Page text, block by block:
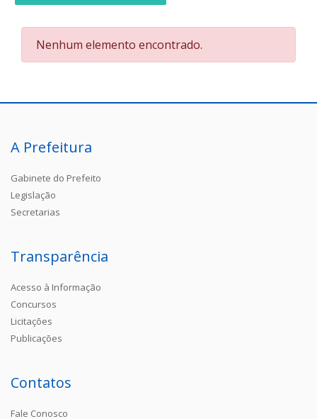
Nenhum elemento encontrado.
A Prefeitura
Gabinete do Prefeito
Legislação
Secretarias
Transparência
Acesso à Informação
Concursos
Licitações
Publicações
Contatos
Fale Conosco